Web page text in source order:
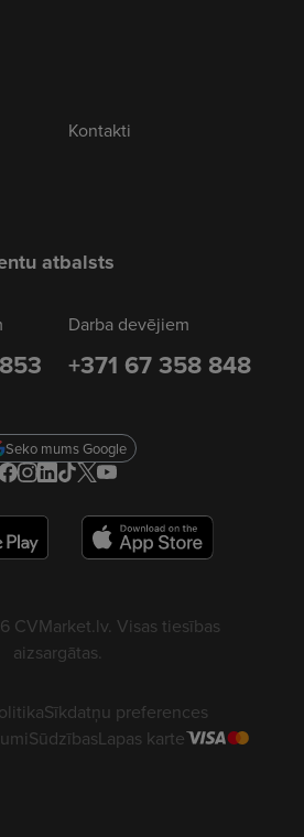
Kontakti
atbalsts
Darba devējiem
+371 67 358 848
Seko mums Google
CVMarket.lv. Visas tiesības
aizsargātas.
Sīkdatņu preferences
SūdzībasLapas karte